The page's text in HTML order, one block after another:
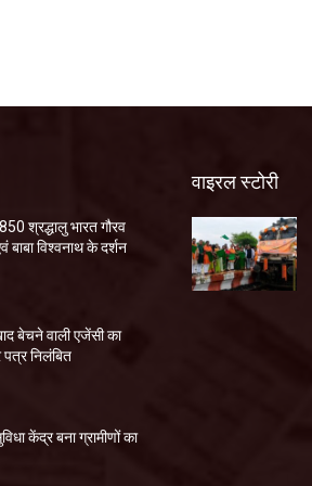
श्रद्धालु भारत गौरव
बाबा विश्वनाथ के दर्शन
बेचने वाली एजेंसी का
पत्र निलंबित
केंद्र बना ग्रामीणों का
वाइरल स्टोरी